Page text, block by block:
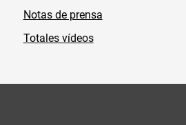
Notas de prensa
Totales vídeos